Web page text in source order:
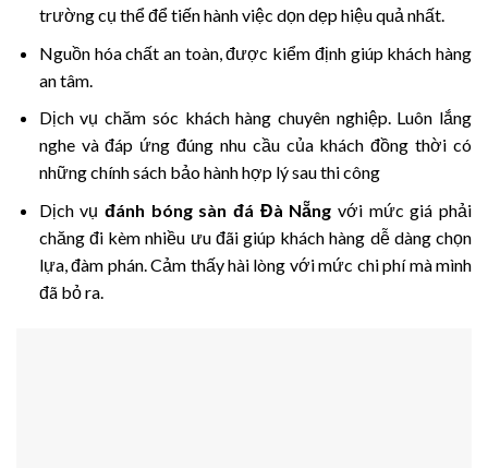
trường cụ thể để tiến hành việc dọn dẹp hiệu quả nhất.
Nguồn hóa chất an toàn, được kiểm định giúp khách hàng
an tâm.
Dịch vụ chăm sóc khách hàng chuyên nghiệp. Luôn lắng
nghe và đáp ứng đúng nhu cầu của khách đồng thời có
những chính sách bảo hành hợp lý sau thi công
Dịch vụđánh bóng sàn đá Đà Nẵng với mức giá phải
chăng đi kèm nhiều ưu đãi giúp khách hàng dễ dàng chọn
lựa, đàm phán. Cảm thấy hài lòng với mức chi phí mà mình
đã bỏ ra.